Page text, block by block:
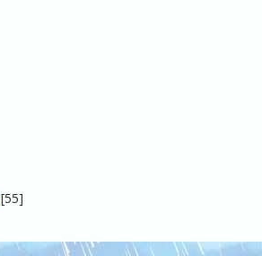
[55]